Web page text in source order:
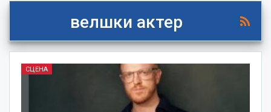
велшки актер
СЦЕНА